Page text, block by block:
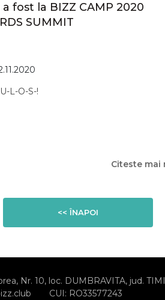
fost la BIZZ CAMP 2020
SUMMIT
L-O-S-!
Citeste mai
<< ÎNAPOI
Nr. 10, loc. DUMBRAVITA, jud.
CUI: RO33577243